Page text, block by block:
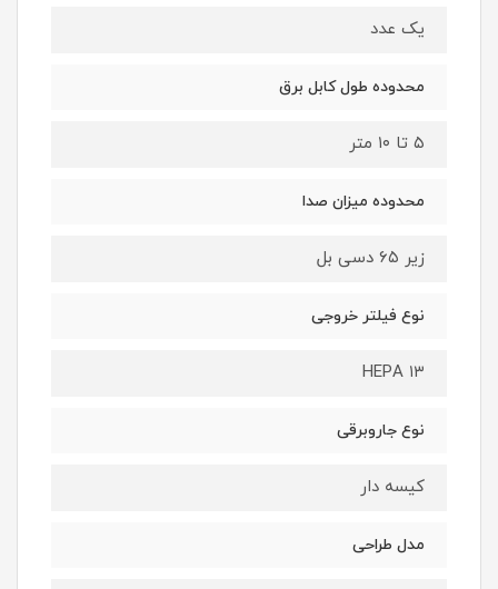
یک عدد
محدوده طول کابل برق
۵ تا ۱۰ متر
محدوده میزان صدا
زیر ۶۵ دسی بل
نوع فیلتر خروجی
HEPA ۱۳
نوع جاروبرقی
کیسه دار
مدل طراحی